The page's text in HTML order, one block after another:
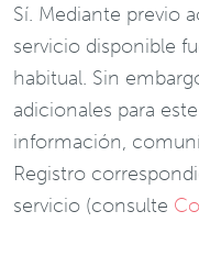
Sí. Mediante previo
servicio disponible
habitual. Sin
adicionales para
información,
Registro
servicio (consulte